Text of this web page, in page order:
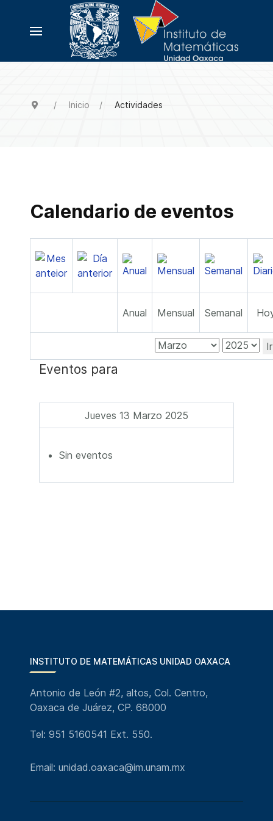
Inicio Actividades
Calendario de eventos
Anual Mensual Semanal
Eventos para
Jueves 13 Marzo 2025
Sin eventos
INSTITUTO DE MATEMÁTICAS UNIDAD OAXACA
Antonio de León #2, altos, Col. Centro,
Oaxaca de Juárez, CP. 68000
Tel: 951 5160541 Ext. 550.
Email: unidad.oaxaca@im.unam.mx